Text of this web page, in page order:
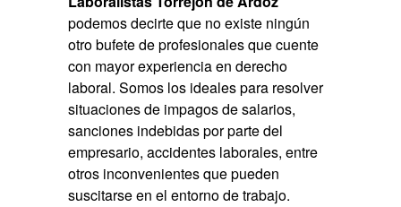
podemos decirte que no existe ningún
otro bufete de profesionales que cuente
con mayor experiencia en derecho
laboral. Somos los ideales para resolver
situaciones de impagos de salarios,
sanciones indebidas por parte del
empresario, accidentes laborales, entre
otros inconvenientes que pueden
suscitarse en el entorno de trabajo.